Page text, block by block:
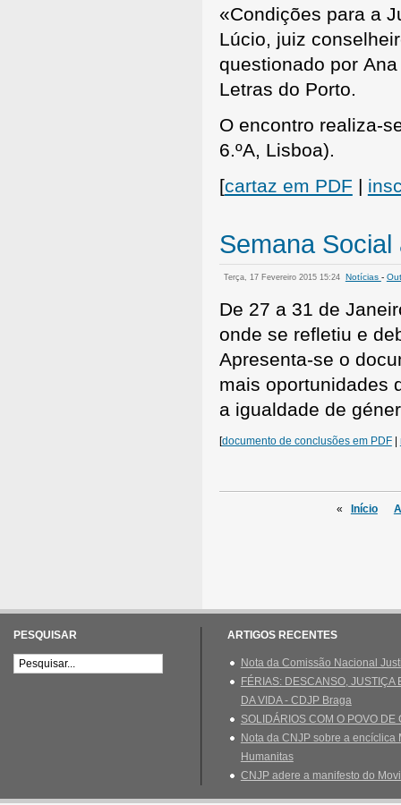
«Condições para a
Lúcio, juiz
questionado por
Letras do Porto.
O encontro realiza-
6.ºA, Lisboa).
[cartaz em PDF |
Semana Social
Terça, 17 Fevereiro 2015 15:24 Notícias -
De 27 a 31 de
onde se refletiu e
Apresenta-se o
mais oportunidades
a igualdade de
[documento de conclusões em PDF|
« Início
PESQUISAR ARTIGOS RECENTES
Nota da Comissão Nacional
FÉRIAS: DESCANSO, JUSTIÇA
DA VIDA - CDJP Braga
SOLIDÁRIOS COM O POVO DE
Nota da CNJP sobre a encíclica
Humanitas
CNJP adere a manifesto do